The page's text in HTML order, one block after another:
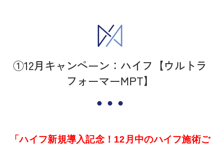
①12月キャンペーン：ハイフ【ウルトラ
フォーマーMPT】
「ハイフ新規導入記念！12月中のハイフ施術ご